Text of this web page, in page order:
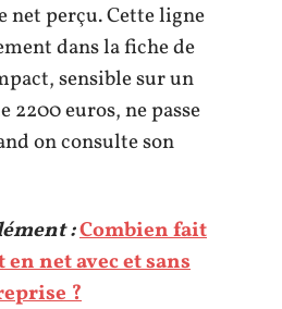
net perçu. Cette ligne
dans la fiche de
sensible sur un
2200 euros, ne passe
on consulte son
:Combien fait
net avec et sans
?